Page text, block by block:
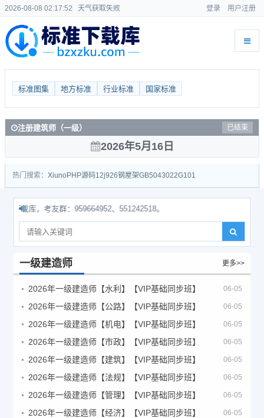
2026-08-08 02:17:53 天气获取失败 登录 用户注册
标准图集 地方标准 行业标准 国家标准
注册建筑师（一级） 已结束
2026年5月16日
热门搜索： Xiuno PHP源码12j926钢屋架GB5043022G101
库，考友群：959664952、551242518。
一级建造师 更多>>
2026年一级建造师【水利】【VIP基础同步班】 06-05
2026年一级建造师【公路】【VIP基础同步班】 06-05
2026年一级建造师【机电】【VIP基础同步班】 06-05
2026年一级建造师【市政】【VIP基础同步班】 06-05
2026年一级建造师【建筑】【VIP基础同步班】 06-05
2026年一级建造师【法规】【VIP基础同步班】 06-05
2026年一级建造师【管理】【VIP基础同步班】 06-05
2026年一级建造师【经济】【VIP基础同步班】 06-05